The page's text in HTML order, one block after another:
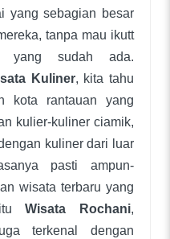
yang sebagian besar
tanpa mau ikutt
yang sudah ada.
Kuliner, kita tahu
kota rantauan yang
kulier-kuliner ciamik,
kuliner dari luar
pasti ampun-
wisata terbaru yang
Wisata Rochani,
terkenal dengan